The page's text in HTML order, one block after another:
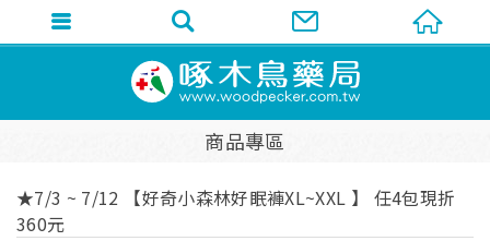
商品專區
★7/3 ~ 7/12 【好奇小森林好眠褲XL~XXL 】 任4包現折
360元